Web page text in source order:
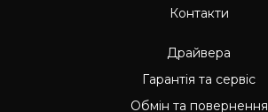
Контакти
Драйвера
Гарантія та сервіс
Обмін та повернення